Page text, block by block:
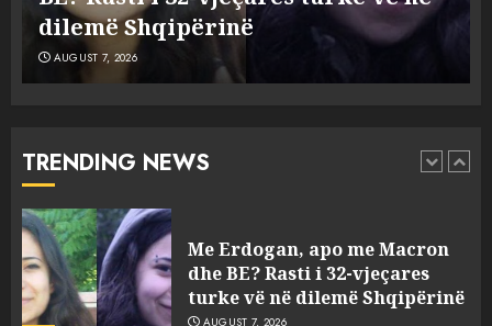
dilemë Shqipërinë
AUGUST 7, 2026
TRENDING NEWS
viktimave
2
Me Erdogan, apo me Macron
AUGUST 7, 2026
Konkurrenca për turistët
degjeneron në zjarrvënie në
Vlorë, arrestohet 33-vjeçari
(VIDEO)